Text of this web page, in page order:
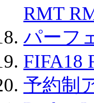
RMT
パーフ
FIFA18
予約制